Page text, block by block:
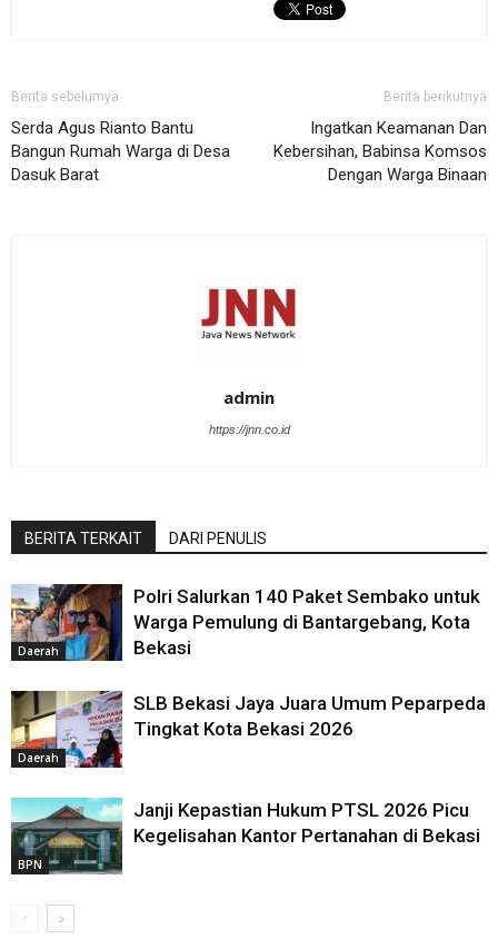
Berita sebelumya
Serda Agus Rianto Bantu
Bangun Rumah Warga di Desa
Dasuk Barat
Berita berikutnya
Ingatkan Keamanan Dan
Kebersihan, Babinsa Komsos
Dengan Warga Binaan
admin
https://jnn.co.id
BERITA TERKAIT DARI PENULIS
Daerah
Polri Salurkan 140 Paket Sembako untuk
Warga Pemulung di Bantargebang, Kota
Bekasi
Daerah
SLB Bekasi Jaya Juara Umum Peparpeda
Tingkat Kota Bekasi 2026
BPN
Janji Kepastian Hukum PTSL 2026 Picu
Kegelisahan Kantor Pertanahan di Bekasi